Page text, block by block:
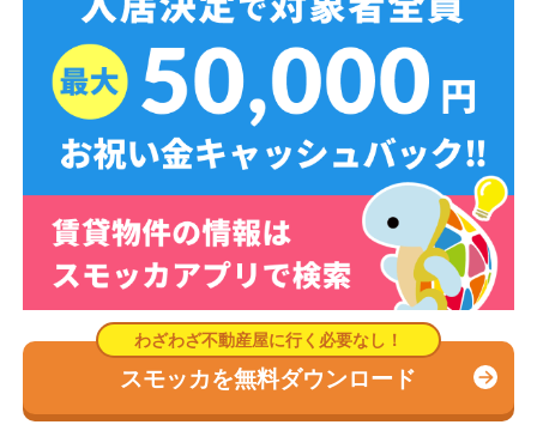
スモッカを無料ダウンロード